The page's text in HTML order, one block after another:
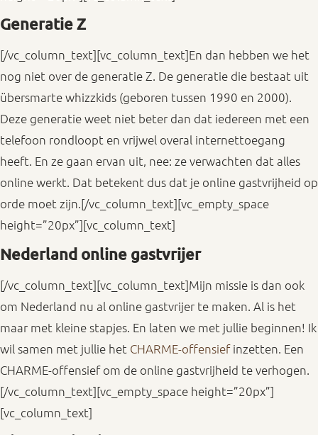
Generatie Z
[/vc_column_text][vc_column_text]En dan hebben we het
nog niet over de generatie Z. De generatie die bestaat uit
übersmarte whizzkids (geboren tussen 1990 en 2000).
Deze generatie weet niet beter dan dat iedereen met een
telefoon rondloopt en vrijwel overal internettoegang
heeft. En ze gaan ervan uit, nee: ze verwachten dat alles
online werkt. Dat betekent dus dat je online gastvrijheid op
orde moet zijn.[/vc_column_text][vc_empty_space
height=”20px”][vc_column_text]
Nederland online gastvrijer
[/vc_column_text][vc_column_text]Mijn missie is dan ook
om Nederland nu al online gastvrijer te maken. Al is het
maar met kleine stapjes. En laten we met jullie beginnen! Ik
wil samen met jullie het CHARME-offensiefinzetten. Een
CHARME-offensief om de online gastvrijheid te verhogen.
[/vc_column_text][vc_empty_space height=”20px”]
[vc_column_text]